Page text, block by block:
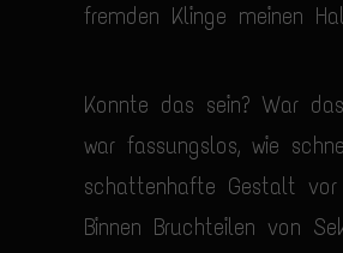
fremden Klinge meinen
Konnte das sein? War
war fassungslos, wie
schattenhafte Gestalt vor
Binnen Bruchteilen von